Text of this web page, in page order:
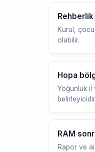
Rehberlik
Kurul,
olabilir.
Hopa
Yoğunluk il
RAM
Rapor ve